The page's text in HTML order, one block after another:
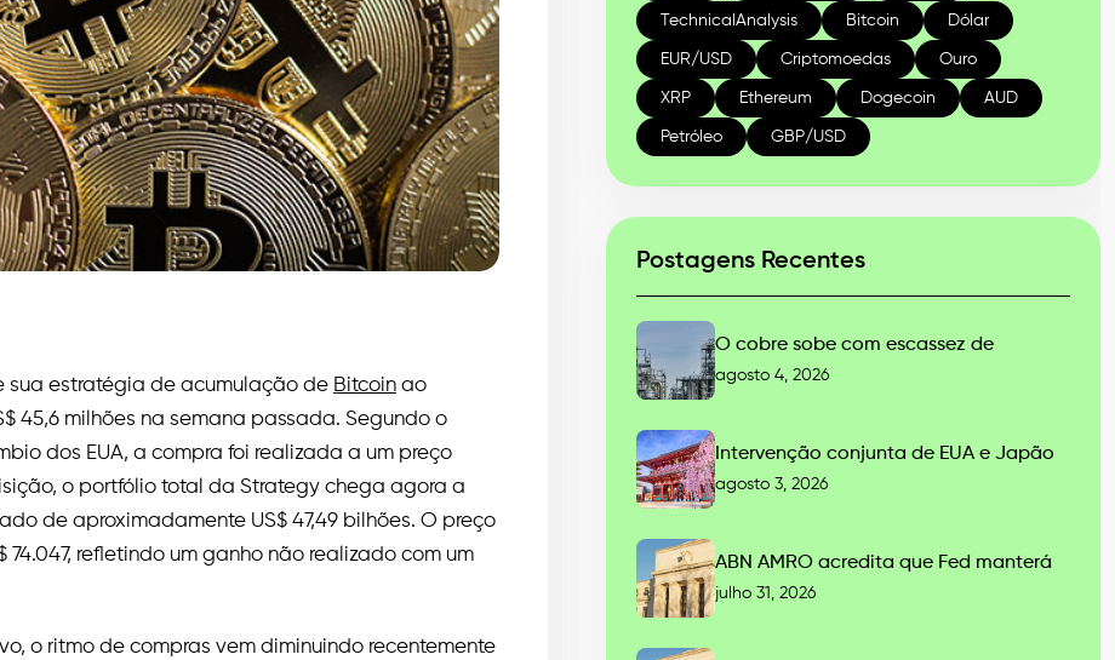
sua estratégia de acumulação de Bitcoin ao
45,6 milhões na semana passada. Segundo o
dos EUA, a compra foi realizada a um preço
o portfólio total da Strategy chega agora a
de aproximadamente US$ 47,49 bilhões. O preço
refletindo um ganho não realizado com um
o ritmo de compras vem diminuindo recentemente
TechnicalAnalysis Bitcoin Dólar
EUR/USD Criptomoedas Ouro
XRP Ethereum Dogecoin AUD
Petróleo GBP/USD
Postagens Recentes
O cobre sobe com escassez de
agosto 4, 2026
Intervenção conjunta de EUA e Japão
agosto 3, 2026
ABN AMRO acredita que Fed manterá
julho 31, 2026